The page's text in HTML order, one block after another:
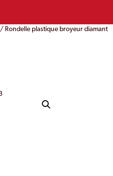
/ Rondelle plastique broyeur diamant